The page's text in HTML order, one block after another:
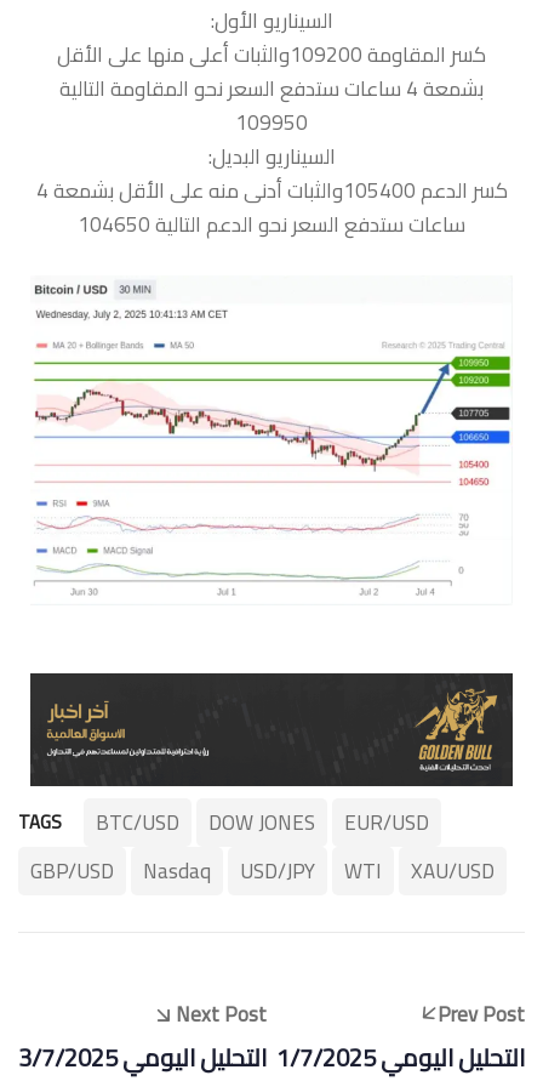
السيناريو الأول:
كسر المقاومة 109200والثبات أعلى منها على الأقل
بشمعة 4 ساعات ستدفع السعر نحو المقاومة التالية
109950
السيناريو البديل:
كسر الدعم 105400والثبات أدنى منه على الأقل بشمعة 4
ساعات ستدفع السعر نحو الدعم التالية 104650
TAGS BTC/USD DOW JONES
EUR/USD
GBP/USD
Nasdaq USD/JPY WTI XAU/USD
Prev Post
التحليل اليومي 1/7/2025
Next Post
التحليل اليومي 3/7/2025